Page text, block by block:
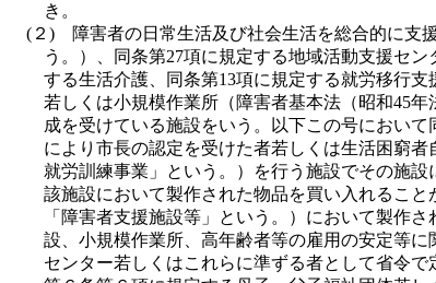
き。
(２) 障害者の日常生活及び社会生活を総合的に支
う。）、同条第27項に規定する地域活動支援セ
する生活介護、同条第13項に規定する就労移行
若しくは小規模作業所（障害者基本法（昭和45
成を受けている施設をいう。以下この号におい
により市長の認定を受けた者若しくは生活困窮
就労訓練事業」という。）を行う施設でその施
該施設において製作された物品を買い入れるこ
「障害者支援施設等」という。）において製作
設、小規模作業所、高年齢者等の雇用の安定等
センター若しくはこれらに準ずる者として省令